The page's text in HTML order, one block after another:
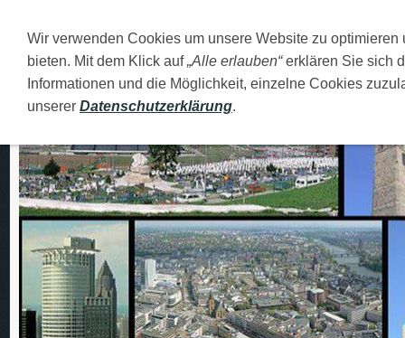
DEUTSCH O MENI FAMILIJA MOJI GRADOVI
Wir verwenden Cookies um unsere Website zu
bieten. Mit dem Klick auf„Alle erlauben“erklären Sie sich
Informationen und die Möglichkeit, einzelne Cookies
unserer Datenschutzerklärung.